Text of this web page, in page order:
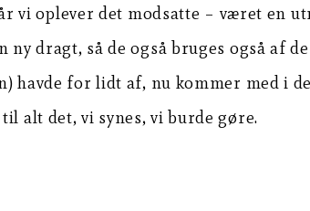
vi oplever det modsatte – været en
ny dragt, så de også bruges også af
for lidt af, nu kommer med i
alt det, vi synes, vi burde gøre.